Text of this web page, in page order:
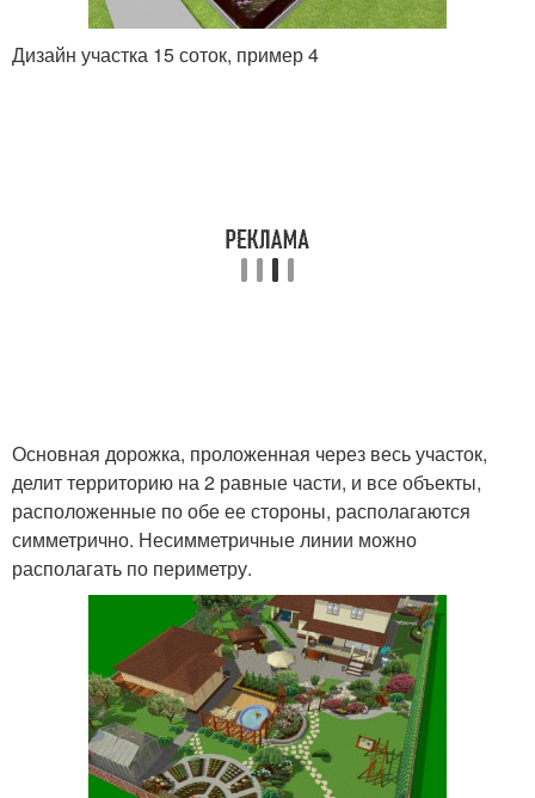
Дизайн участка 15 соток, пример 4
Основная дорожка, проложенная через весь участок,
делит территорию на 2 равные части, и все объекты,
расположенные по обе ее стороны, располагаются
симметрично. Несимметричные линии можно
располагать по периметру.